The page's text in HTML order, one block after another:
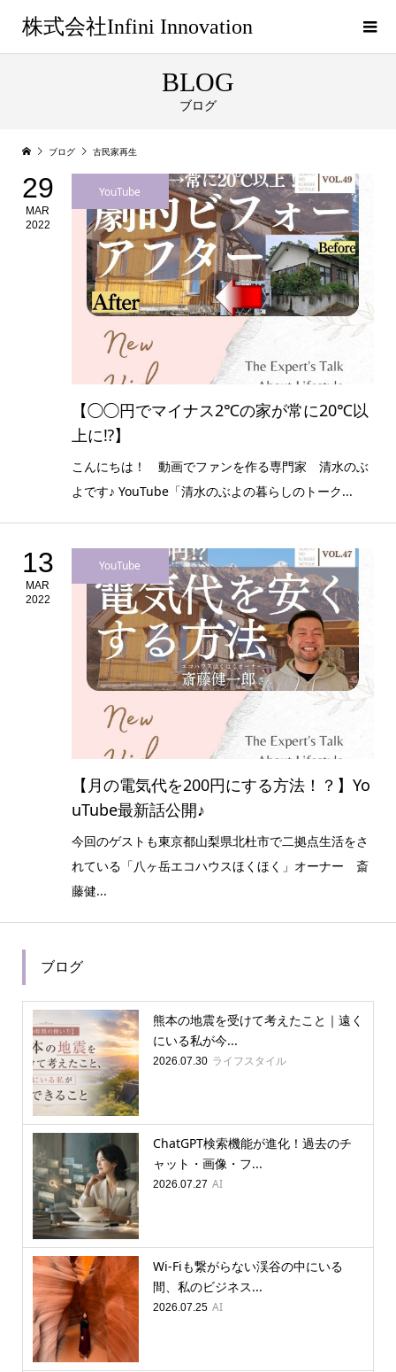
株式会社Infini Innovation
BLOG
ブログ
ブログ 古民家再生
29
MAR
2022
YouTube
【◯◯円でマイナス2℃の家が常に20℃以
上に⁉︎】
こんにちは！ 動画でファンを作る専門家 清水のぶ
よです♪ YouTube「清水のぶよの暮らしのトーク...
13
MAR
2022
YouTube
【月の電気代を200円にする方法！？】Yo
uTube最新話公開♪
今回のゲストも東京都山梨県北杜市で二拠点生活をさ
れている「八ヶ岳エコハウスほくほく」オーナー 斎
藤健...
ブログ
熊本の地震を受けて考えたこと｜遠く
にいる私が今...
2026.07.30 ライフスタイル
ChatGPT検索機能が進化！過去のチ
ャット・画像・フ...
2026.07.27 AI
Wi-Fiも繋がらない渓谷の中にいる
間、私のビジネス...
2026.07.25 AI